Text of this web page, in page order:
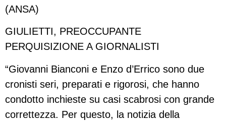
(ANSA)
GIULIETTI, PREOCCUPANTE
PERQUISIZIONE A GIORNALISTI
“Giovanni Bianconi e Enzo d’Errico sono due
cronisti seri, preparati e rigorosi, che hanno
condotto inchieste su casi scabrosi con grande
correttezza. Per questo, la notizia della